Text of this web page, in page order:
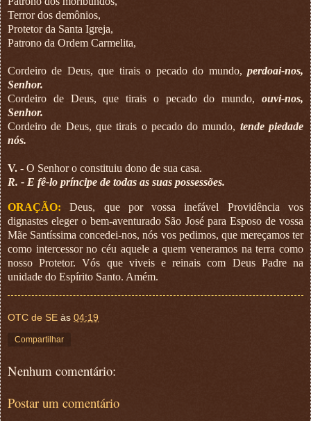
Terror dos demônios,
Protetor da Santa Igreja,
Patrono da Ordem Carmelita,
Cordeiro de Deus, que tirais o pecado do mundo, perdoai-nos,
Senhor.
Cordeiro de Deus, que tirais o pecado do mundo, ouvi-nos,
Senhor.
Cordeiro de Deus, que tirais o pecado do mundo, tende piedade
nós.
V. - O Senhor o constituiu dono de sua casa.
R. - E fê-lo príncipe de todas as suas possessões.
ORAÇÃO: Deus, que por vossa inefável Providência vos
dignastes eleger o bem-aventurado São José para Esposo de vossa
Mãe Santíssima concedei-nos, nós vos pedimos, que mereçamos ter
como intercessor no céu aquele a quem veneramos na terra como
nosso Protetor. Vós que viveis e reinais com Deus Padre na
unidade do Espírito Santo. Amém.
OTC de SE às 04:19
Compartilhar
Nenhum comentário:
Postar um comentário